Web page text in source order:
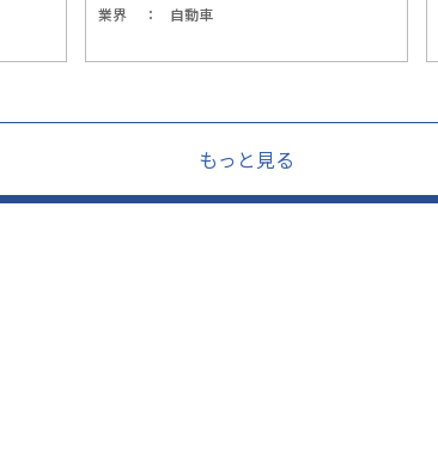
業界
自動車
もっと見る